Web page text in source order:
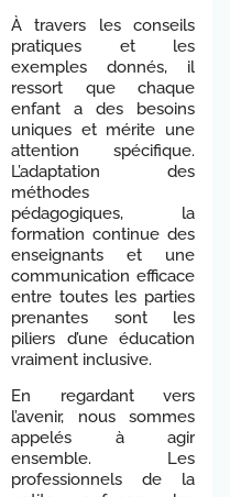
À travers les conseils
pratiques et les
exemples donnés, il
ressort que chaque
enfant a des besoins
uniques et mérite une
attention spécifique.
L’adaptation des
méthodes
pédagogiques, la
formation continue des
enseignants et une
communication efficace
entre toutes les parties
prenantes sont les
piliers d’une éducation
vraiment inclusive.
En regardant vers
l’avenir, nous sommes
appelés à agir
ensemble. Les
professionnels de la